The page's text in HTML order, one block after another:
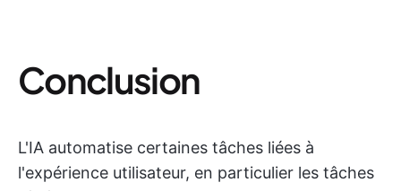
Conclusion
L'IA automatise certaines tâches liées à
l'expérience utilisateur, en particulier les tâches